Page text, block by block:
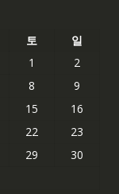
토
일
1
2
8
9
15
16
22
23
29
30